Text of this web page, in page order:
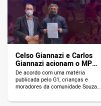
Celso Giannazi e Carlos
Giannazi acionam o MP
pela construção da ponte
e drenagem do córrego da
comunidade Souza Ramos
De acordo com uma matéria
publicada pelo G1, crianças e
moradores da comunidade Souza
Paulo, precisam atravessar um